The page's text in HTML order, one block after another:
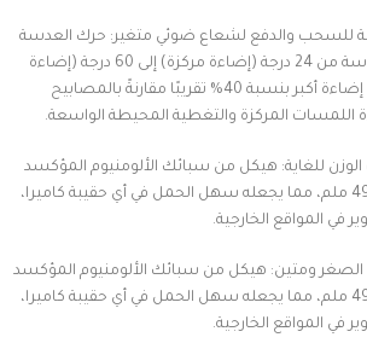
للسحب والدفع لشعاع ضوئي متغير: حرك العدسة
لضبط زاوية الشعاع بسلاسة من 24 درجة (إضاءة مركزة) إلى 60 درجة (إضاءة
واسعة)، مما يمنحك مدى إضاءة أكبر بنسبة 40% تقريبًا مقارنةً بالمصابيح
اللمسات المركزة والتغطية المحيطة الواسعة.
للغاية: هيكل من سبائك الألومنيوم المؤكسد
يزن 520 غرامًا فقط بقطر 49 ملم، مما يجعله سهل الحمل في أي حقيبة كاميرا،
في المواقع الخارجية.
الصغر ومتين: هيكل من سبائك الألومنيوم المؤكسد
يزن 520 غرامًا فقط بقطر 49 ملم، مما يجعله سهل الحمل في أي حقيبة كاميرا،
في المواقع الخارجية.